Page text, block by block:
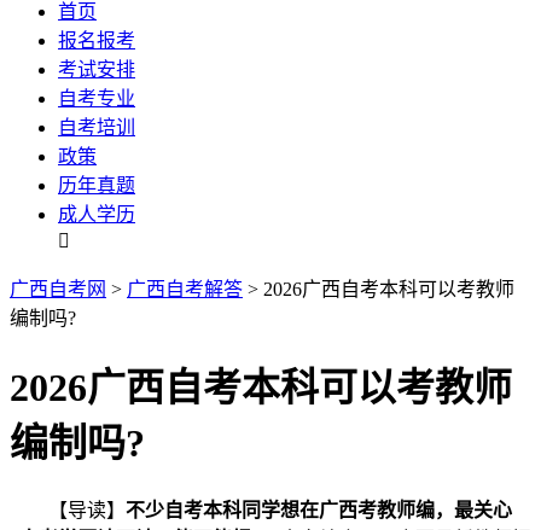
首页
报名报考
考试安排
自考专业
自考培训
政策
历年真题
成人学历

广西自考网 > 广西自考解答 > 2026广西自考本科可以考教师
编制吗?
2026广西自考本科可以考教师
编制吗?
【导读】 不少自考本科同学想在广西考教师编，最关心